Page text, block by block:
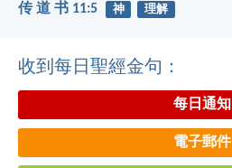
传 道 书 11:5 神 理解
收到每日聖經金句：
每日通知
電子郵件